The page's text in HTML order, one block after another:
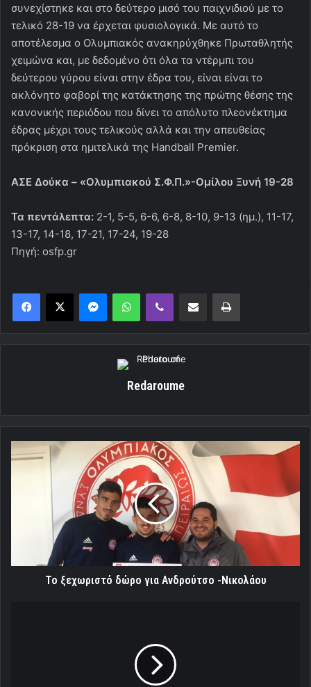
συνεχίστηκε και στο δεύτερο μισό του παιχνιδιού με το
τελικό 28-19 να έρχεται φυσιολογικά. Με αυτό το
αποτέλεσμα ο Ολυμπιακός ανακηρύχθηκε Πρωταθλητής
χειμώνα και, με δεδομένο ότι όλα τα ντέρμπι του
δεύτερου γύρου είναι στην έδρα του, είναι είναι το
ακλόνητο φαβορί της κατάκτησης της πρώτης θέσης της
κανονικής περιόδου που δίνει το απόλυτο πλεονέκτημα
έδρας μέχρι τους τελικούς αλλά και την απευθείας
πρόκριση στα ημιτελικά της Handball Premier.
ΑΣΕ Δούκα – «Ολυμπιακού Σ.Φ.Π.»-Ομίλου Ξυνή 19-28
Τα πεντάλεπτα: 2-1, 5-5, 6-6, 6-8, 8-10, 9-13 (ημ.), 11-17,
13-17, 14-18, 17-21, 17-24, 19-28
Πηγή: osfp.gr
MessengerWhatsAppViber Κοινοποίηση μέσω ηλεκτρονικού ταχυδρομείουΕκτύπωση
Redaroume
To
ξεχωριστό
-Νικολάου
To ξεχωριστό δώρο για Ανδρούτσο -Νικολάου